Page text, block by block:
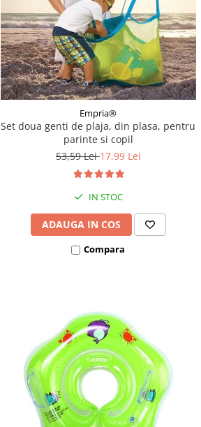
Empria®
Set doua genti de plaja, din plasa, pentru
parinte si copil
53,59 Lei17,99 Lei
IN STOC
ADAUGA IN COS
Compara